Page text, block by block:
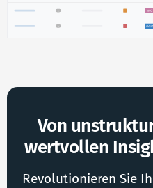
Von
wertvollen
Revolutionieren Sie